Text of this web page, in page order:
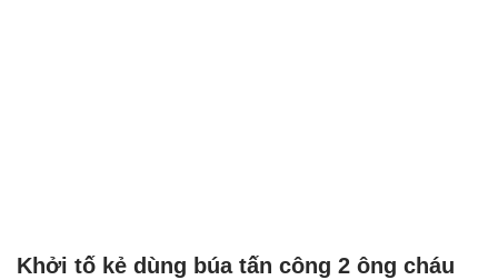
Khởi tố kẻ dùng búa tấn công 2 ông cháu